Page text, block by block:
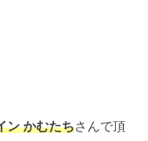
ン かむたちさんで頂